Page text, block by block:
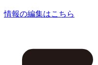
情報の編集はこちら